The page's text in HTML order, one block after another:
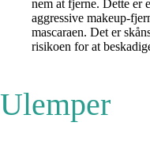
nem at fjerne. Dette er
aggressive makeup-
mascaraen. Det er
risikoen for at
Ulemper